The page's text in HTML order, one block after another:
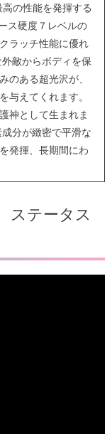
高の性能を発揮する
ス硬度７レベルの
ラッチ性能に優れ
敵からボディを保
のある超光沢が、
与えてくれます。
神として生まれま
分が緻密で平滑な
発揮、長期間にわ
ステータス